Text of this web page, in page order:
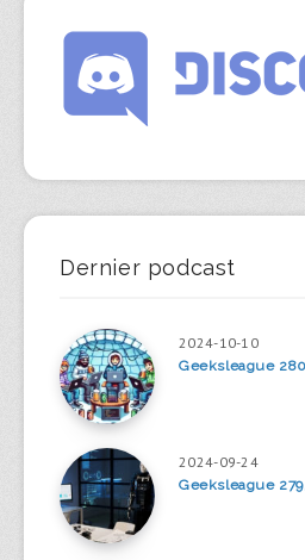
Dernier podcast
2024-10-10
Geeksleague
2024-09-24
Geeksleague